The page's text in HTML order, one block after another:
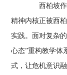
西柏坡作
精神内核正被西
实践。面对复杂
心态”重构教学体
式，让危机意识